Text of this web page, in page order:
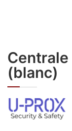
Centrale
(blanc)